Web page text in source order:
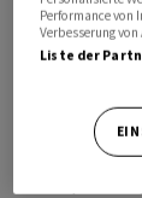
politischen
Dollar zur
Performance von
Verbesserung von
Liste der